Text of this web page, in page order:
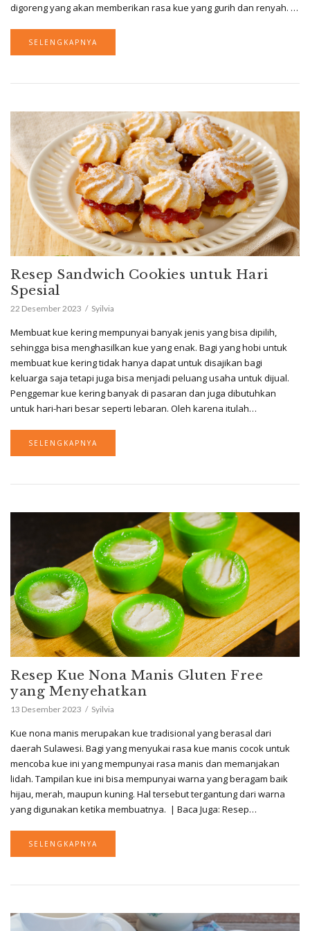
digoreng yang akan memberikan rasa kue yang gurih dan renyah. …
SELENGKAPNYA
Resep Sandwich Cookies untuk Hari
Spesial
22 Desember 2023 Syilvia
Membuat kue kering mempunyai banyak jenis yang bisa dipilih,
sehingga bisa menghasilkan kue yang enak. Bagi yang hobi untuk
membuat kue kering tidak hanya dapat untuk disajikan bagi
keluarga saja tetapi juga bisa menjadi peluang usaha untuk dijual.
Penggemar kue kering banyak di pasaran dan juga dibutuhkan
untuk hari-hari besar seperti lebaran. Oleh karena itulah…
SELENGKAPNYA
Resep Kue Nona Manis Gluten Free
yang Menyehatkan
13 Desember 2023 Syilvia
Kue nona manis merupakan kue tradisional yang berasal dari
daerah Sulawesi. Bagi yang menyukai rasa kue manis cocok untuk
mencoba kue ini yang mempunyai rasa manis dan memanjakan
lidah. Tampilan kue ini bisa mempunyai warna yang beragam baik
hijau, merah, maupun kuning. Hal tersebut tergantung dari warna
yang digunakan ketika membuatnya. | Baca Juga: Resep…
SELENGKAPNYA